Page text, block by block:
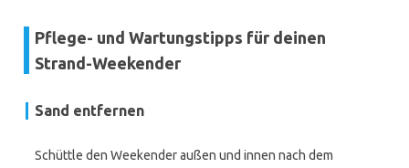
Pflege- und Wartungstipps für deinen
Strand-Weekender
Sand entfernen
Schüttle den Weekender außen und innen nach dem